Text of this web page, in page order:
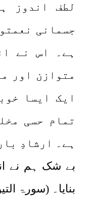
لطف اندوز
جسمانی
ہے۔ اس نے
متوازن اور
ایک ایسا
تمام حسی
ہے۔ ارشادِ
بے شک ہم نے
بنایا۔ (سورۃ